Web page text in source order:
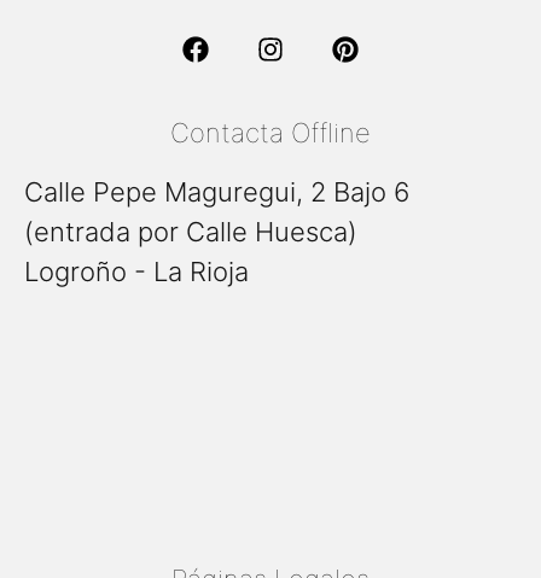
Contacta Offline
Calle Pepe Maguregui, 2 Bajo 6
(entrada por Calle Huesca)
Logroño - La Rioja